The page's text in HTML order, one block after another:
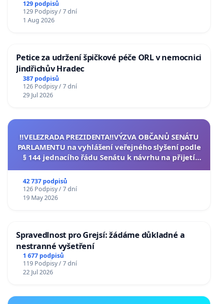
129 podpisů
129 Podpisy / 7 dní
1 Aug 2026
Petice za udržení špičkové péče ORL v nemocnici
Jindřichův Hradec
387 podpisů
126 Podpisy / 7 dní
29 Jul 2026
‼️VELEZRADA PREZIDENTA‼️VÝZVA OBČANŮ SENÁTU
PARLAMENTU na vyhlášení veřejného slyšení podle
§ 144 jednacího řádu Senátu k návrhu na přijetí
42 737 podpisů
126 Podpisy / 7 dní
19 May 2026
Spravedlnost pro Grejsí: žádáme důkladné a
nestranné vyšetření
1 677 podpisů
119 Podpisy / 7 dní
22 Jul 2026